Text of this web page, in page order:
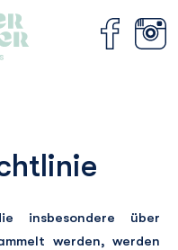
insbesondere über
werden, werden